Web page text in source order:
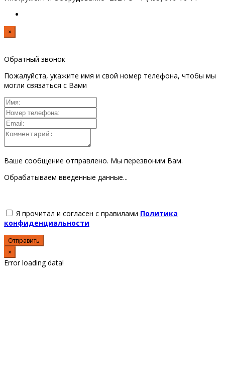
×
Обратный звонок
Пожалуйста, укажите имя и свой номер телефона, чтобы мы
могли связаться с Вами
Ваше сообщение отправлено. Мы перезвоним Вам.
Обрабатываем введенные данные...
Я прочитал и согласен с правилами Политика
конфиденциальности
Отправить
×
Error loading data!